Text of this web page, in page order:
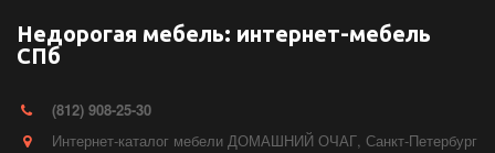
Недорогая мебель: интернет-мебель
СПб
(812) 908-25-30
Интернет-каталог мебели ДОМАШНИЙ ОЧАГ, Санкт-Петербург